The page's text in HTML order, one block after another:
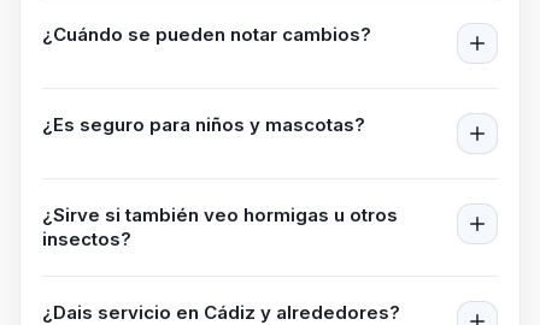
¿Cuándo se pueden notar cambios?
¿Es seguro para niños y mascotas?
¿Sirve si también veo hormigas u otros
insectos?
¿Dais servicio en Cádiz y alrededores?